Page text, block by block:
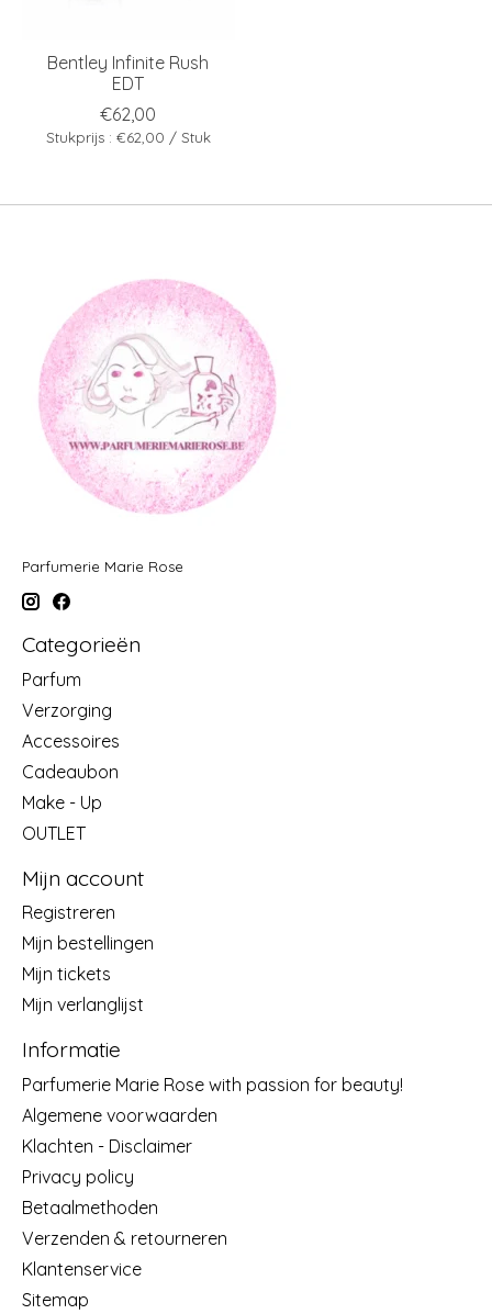
Bentley Infinite Rush
EDT
€62,00
Stukprijs : €62,00 / Stuk
Parfumerie Marie Rose
Categorieën
Parfum
Verzorging
Accessoires
Cadeaubon
Make - Up
OUTLET
Mijn account
Registreren
Mijn bestellingen
Mijn tickets
Mijn verlanglijst
Informatie
Parfumerie Marie Rose with passion for beauty!
Algemene voorwaarden
Klachten - Disclaimer
Privacy policy
Betaalmethoden
Verzenden & retourneren
Klantenservice
Sitemap